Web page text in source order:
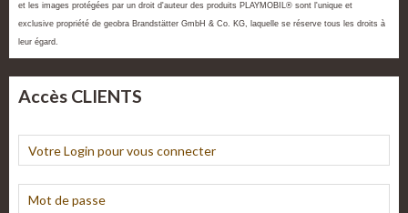
et les images protégées par un droit d'auteur des produits PLAYMOBIL® sont l'unique et
exclusive propriété de geobra Brandstätter GmbH & Co. KG, laquelle se réserve tous les droits à
leur égard.
Accès CLIENTS